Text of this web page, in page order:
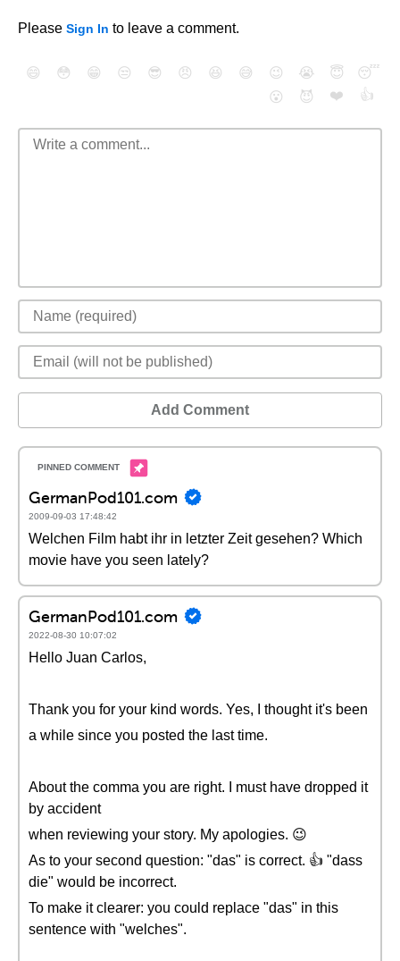
Please Sign In to leave a comment.
😄 😳 😁 😒 😎 😠 😆 😅 😉 😭 😇
😴
😮
😈 ❤️ 👍
Add Comment
GermanPod101.com
2009-09-03 17:48:42
Welchen Film habt ihr in letzter Zeit gesehen? Which
movie have you seen lately?
GermanPod101.com
2022-08-30 10:07:02
Hello Juan Carlos,
Thank you for your kind words. Yes, I thought it's been
a while since you posted the last time.
About the comma you are right. I must have dropped it
by accident
when reviewing your story. My apologies. 😉
As to your second question: "das" is correct. 👍 "dass
die" would be incorrect.
To make it clearer: you could replace "das" in this
sentence with "welches".